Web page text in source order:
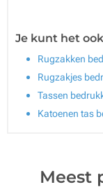
Je kunt het
Rugzakken
Rugzakjes
Tassen
Katoenen tas
Meest